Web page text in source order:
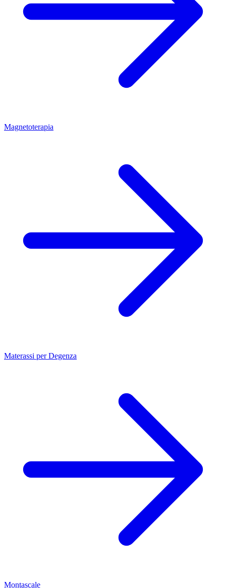
Magnetoterapia
Materassi per Degenza
Montascale